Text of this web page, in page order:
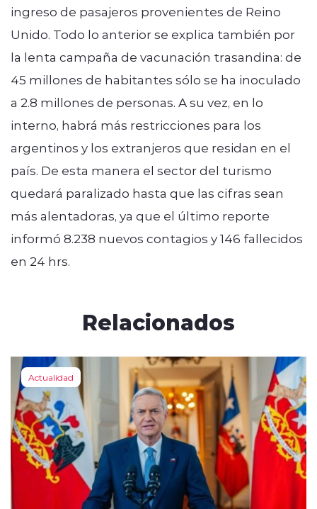
ingreso de pasajeros provenientes de Reino
Unido. Todo lo anterior se explica también por
la lenta campaña de vacunación trasandina: de
45 millones de habitantes sólo se ha inoculado
a 2.8 millones de personas. A su vez, en lo
interno, habrá más restricciones para los
argentinos y los extranjeros que residan en el
país. De esta manera el sector del turismo
quedará paralizado hasta que las cifras sean
más alentadoras, ya que el último reporte
informó 8.238 nuevos contagios y 146 fallecidos
en 24 hrs.
Relacionados
Actualidad